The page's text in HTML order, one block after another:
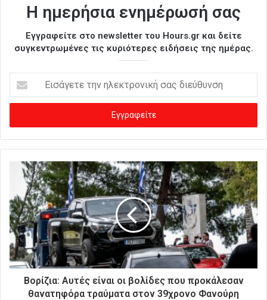
Η ημερήσια ενημέρωσή σας
Εγγραφείτε στο newsletter του Hours.gr και δείτε
συγκεντρωμένες τις κυριότερες ειδήσεις της ημέρας.
σ
γ
ε
ν
η
λ
ε
κ
τ
Βορίζια: Αυτές είναι οι βολίδες που προκάλεσαν
θανατηφόρα τραύματα στον 39χρονο Φανούρη